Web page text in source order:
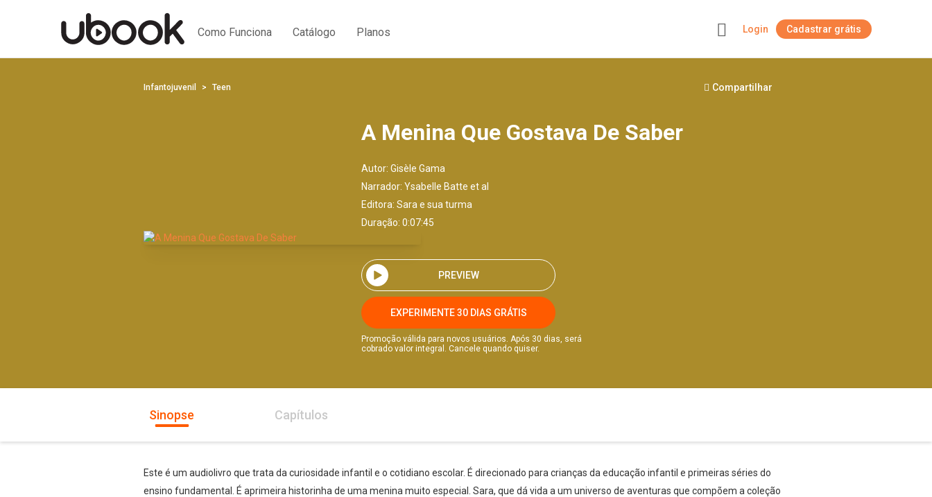
Como Funciona Catálogo Planos Login Cadastrar grátis
Infantojuvenil Teen Compartilhar
A Menina Que Gostava De Saber
Autor: Gisèle Gama
Narrador: Ysabelle Batte et al
Editora: Sara e sua turma
Duração: 0:07:45
PREVIEW
EXPERIMENTE 30 DIAS GRÁTIS
Promoção válida para novos usuários. Após 30 dias, será
cobrado valor integral. Cancele quando quiser.
Sinopse Capítulos
Este é um audiolivro que trata da curiosidade infantil e o cotidiano escolar. É direcionado para crianças da educação infantil e primeiras séries do
ensino fundamental. É aprimeira historinha de uma menina muito especial. Sara, que dá vida a um universo de aventuras que compõem a coleção